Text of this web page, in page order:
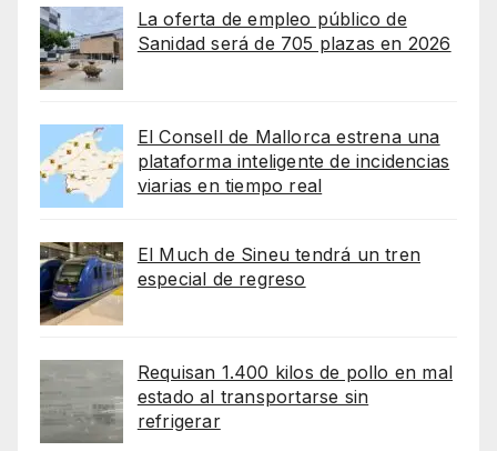
La oferta de empleo público de
Sanidad será de 705 plazas en 2026
El Consell de Mallorca estrena una
plataforma inteligente de incidencias
viarias en tiempo real
El Much de Sineu tendrá un tren
especial de regreso
Requisan 1.400 kilos de pollo en mal
estado al transportarse sin
refrigerar